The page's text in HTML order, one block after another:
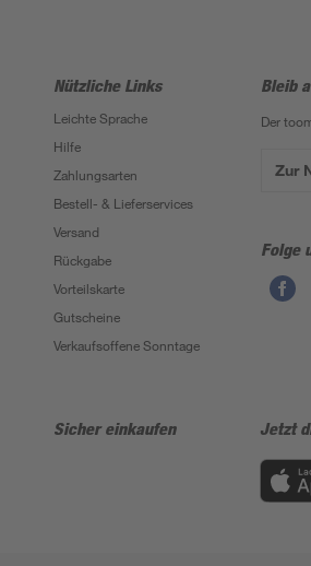
Nützliche Links
Leichte Sprache
Hilfe
Zahlungsarten
Bestell- & Lieferservices
Versand
Rückgabe
Vorteilskarte
Gutscheine
Verkaufsoffene Sonntage
Bleib
Der
Zur
Folge
Sicher einkaufen Jetzt